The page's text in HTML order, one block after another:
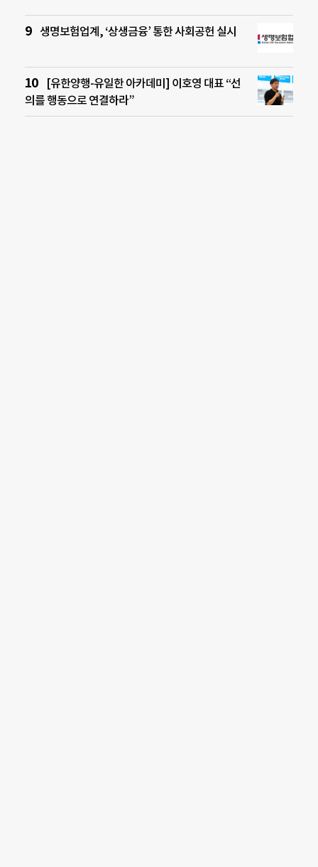
생명보험업계, ‘상생금융’ 통한 사회공헌 실시
[유한양행-유일한 아카데미] 이호영 대표 “선
의를 행동으로 연결하라”